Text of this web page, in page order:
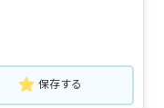
保存する